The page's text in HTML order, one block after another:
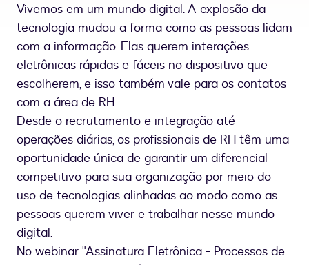
Vivemos em um mundo digital. A explosão da
tecnologia mudou a forma como as pessoas lidam
com a informação. Elas querem interações
eletrônicas rápidas e fáceis no dispositivo que
escolherem, e isso também vale para os contatos
com a área de RH.
Desde o recrutamento e integração até
operações diárias, os profissionais de RH têm uma
oportunidade única de garantir um diferencial
competitivo para sua organização por meio do
uso de tecnologias alinhadas ao modo como as
pessoas querem viver e trabalhar nesse mundo
digital.
No webinar "Assinatura Eletrônica - Processos de